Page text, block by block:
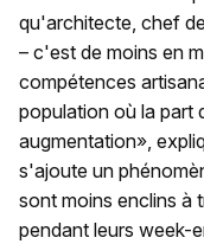
qu'architecte, chef
– c'est de moins en
compétences
population où la part
augmentation»,
s'ajoute un
sont moins enclins à
pendant leurs week-